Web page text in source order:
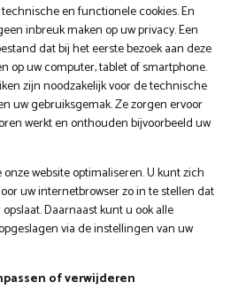
en functionele cookies. En
inbreuk maken op uw privacy. Een
dat bij het eerste bezoek aan deze
op uw computer, tablet of smartphone.
zijn noodzakelijk voor de technische
uw gebruiksgemak. Ze zorgen ervoor
werkt en onthouden bijvoorbeeld uw
website optimaliseren. U kunt zich
uw internetbrowser zo in te stellen dat
Daarnaast kunt u ook alle
via de instellingen van uw
of verwijderen